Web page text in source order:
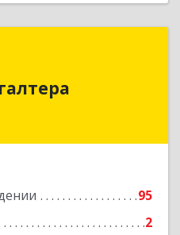
95
2
Павловский Посад г,